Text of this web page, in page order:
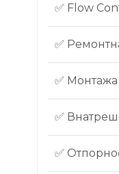
✅ Flow
✅
✅ Монтажа
✅
✅